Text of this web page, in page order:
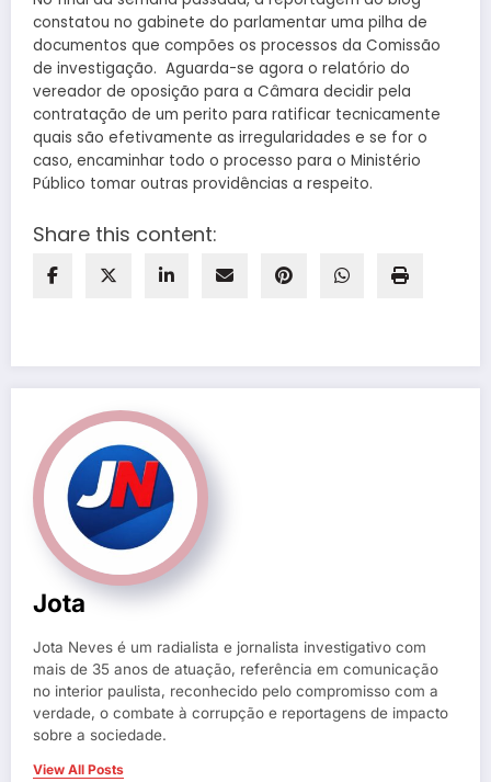
constatou no gabinete do parlamentar uma pilha de
documentos que compões os processos da Comissão
de investigação. Aguarda-se agora o relatório do
vereador de oposição para a Câmara decidir pela
contratação de um perito para ratificar tecnicamente
quais são efetivamente as irregularidades e se for o
caso, encaminhar todo o processo para o Ministério
Público tomar outras providências a respeito.
Share this content:
Jota
Jota Neves é um radialista e jornalista investigativo com
mais de 35 anos de atuação, referência em comunicação
no interior paulista, reconhecido pelo compromisso com a
verdade, o combate à corrupção e reportagens de impacto
sobre a sociedade.
View All Posts